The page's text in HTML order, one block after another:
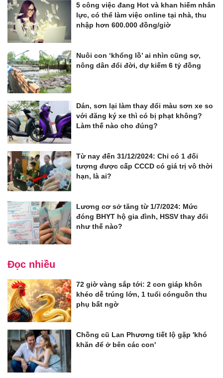
5 công việc đang Hot và khan hiếm nhân
lực, có thể làm việc online tại nhà, thu
nhập hơn 600.000 đồng/giờ
Nuôi con ‘khổng lồ’ ai nhìn cũng sợ,
nông dân đổi đời, dự kiếm 6 tỷ đồng
Dán, sơn lại làm thay đổi màu sơn xe so
với đăng ký xe thì có bị phạt không?
Làm thế nào cho đúng?
Từ nay đến 31/12/2024: Chỉ có 1 đối
tượng được cấp CCCD có giá trị vô thời
hạn, là ai?
Lương cơ sở tăng từ 1/7/2024: Mức
đóng BHYT hộ gia đình, HSSV thay đổi
như thế nào?
Đọc nhiều
72 giờ vàng sắp tới: 2 con giáp khôn
khéo dễ trúng lớn, 1 tuổi cónguồn thu
phụ bất ngờ
Chồng cũ Lan Phương tiết lộ gặp 'khó
khăn để ở bên các con'